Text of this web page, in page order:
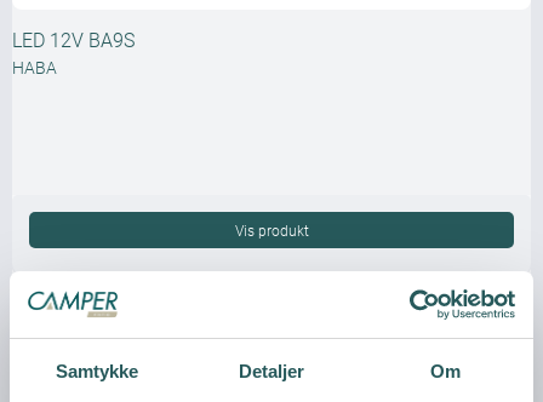
Samtykke Detaljer Om
LED 12V BA9S
HABA
Vis produkt